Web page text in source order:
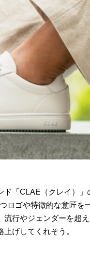
ド「CLAE（クレイ）」
ロゴや特徴的な意匠を
行やジェンダーを超
げしてくれそう。